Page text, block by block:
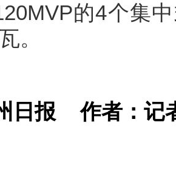
的4个集
。
州日报作者：记